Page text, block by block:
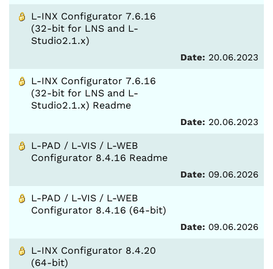
L-INX Configurator 7.6.16
(32-bit for LNS and L-
Studio2.1.x)
Date: 20.06.2023
L-INX Configurator 7.6.16
(32-bit for LNS and L-
Studio2.1.x) Readme
Date: 20.06.2023
L-PAD / L-VIS / L-WEB
Configurator 8.4.16 Readme
Date: 09.06.2026
L-PAD / L-VIS / L-WEB
Configurator 8.4.16 (64-bit)
Date: 09.06.2026
L-INX Configurator 8.4.20
(64-bit)